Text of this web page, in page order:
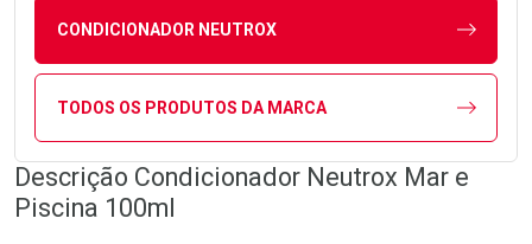
CONDICIONADOR NEUTROX
TODOS OS PRODUTOS DA MARCA
Descrição Condicionador Neutrox Mar e
Piscina 100ml